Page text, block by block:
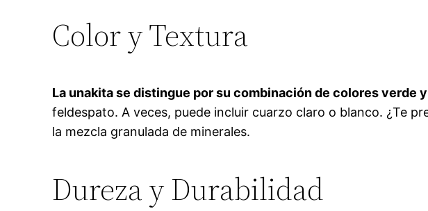
Color y Textura
La unakita se distingue por su combinación de colores verde
feldespato. A veces, puede incluir cuarzo claro o blanco. ¿Te
la mezcla granulada de minerales.
Dureza y Durabilidad